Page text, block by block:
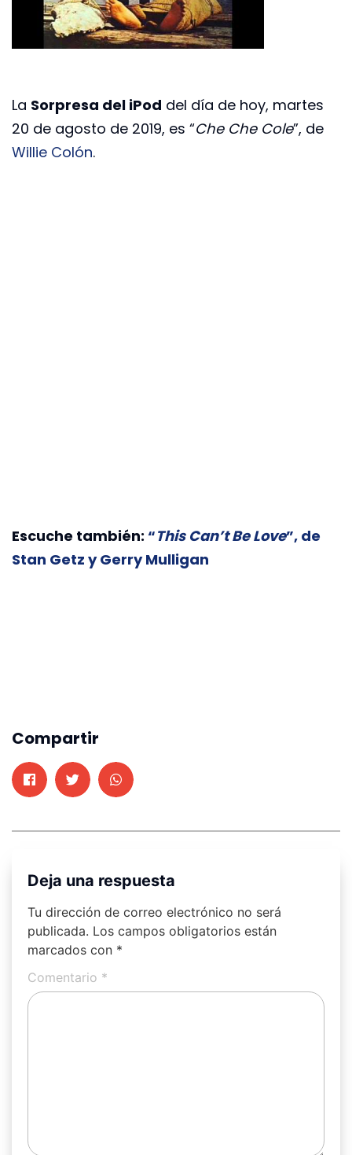
La Sorpresa del iPod del día de hoy, martes
20 de agosto de 2019, es “Che Che Cole”, de
Willie Colón.
Escuche también: “This Can’t Be Love”, de
Stan Getz y Gerry Mulligan
Compartir
Deja una respuesta
Tu dirección de correo electrónico no será
publicada. Los campos obligatorios están
marcados con *
Comentario *